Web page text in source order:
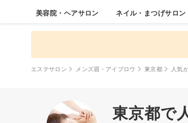
美容院・ヘアサロン ネイル・まつげサロン
エステサロン メンズ眉・アイブロウ 東京都 人気
東京都で